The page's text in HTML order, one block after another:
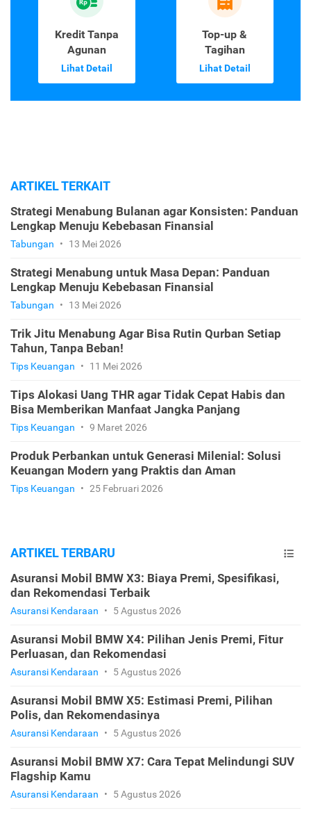
Kredit Tanpa
Agunan
Lihat Detail
Top-up &
Tagihan
Lihat Detail
ARTIKEL TERKAIT
Strategi Menabung Bulanan agar Konsisten: Panduan
Lengkap Menuju Kebebasan Finansial
Tabungan • 13 Mei 2026
Strategi Menabung untuk Masa Depan: Panduan
Lengkap Menuju Kebebasan Finansial
Tabungan • 13 Mei 2026
Trik Jitu Menabung Agar Bisa Rutin Qurban Setiap
Tahun, Tanpa Beban!
Tips Keuangan • 11 Mei 2026
Tips Alokasi Uang THR agar Tidak Cepat Habis dan
Bisa Memberikan Manfaat Jangka Panjang
Tips Keuangan • 9 Maret 2026
Produk Perbankan untuk Generasi Milenial: Solusi
Keuangan Modern yang Praktis dan Aman
Tips Keuangan • 25 Februari 2026
ARTIKEL TERBARU
Asuransi Mobil BMW X3: Biaya Premi, Spesifikasi,
dan Rekomendasi Terbaik
Asuransi Kendaraan • 5 Agustus 2026
Asuransi Mobil BMW X4: Pilihan Jenis Premi, Fitur
Perluasan, dan Rekomendasi
Asuransi Kendaraan • 5 Agustus 2026
Asuransi Mobil BMW X5: Estimasi Premi, Pilihan
Polis, dan Rekomendasinya
Asuransi Kendaraan • 5 Agustus 2026
Asuransi Mobil BMW X7: Cara Tepat Melindungi SUV
Flagship Kamu
Asuransi Kendaraan • 5 Agustus 2026